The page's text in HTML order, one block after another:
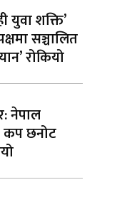
युवा शक्ति’
सञ्चालित
रोकियो
नेपाल
छनोट